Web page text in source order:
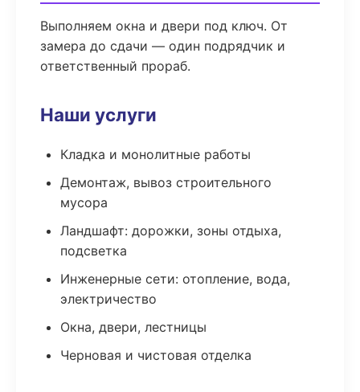
Выполняем окна и двери под ключ. От
замера до сдачи — один подрядчик и
ответственный прораб.
Наши услуги
Кладка и монолитные работы
Демонтаж, вывоз строительного
мусора
Ландшафт: дорожки, зоны отдыха,
подсветка
Инженерные сети: отопление, вода,
электричество
Окна, двери, лестницы
Черновая и чистовая отделка